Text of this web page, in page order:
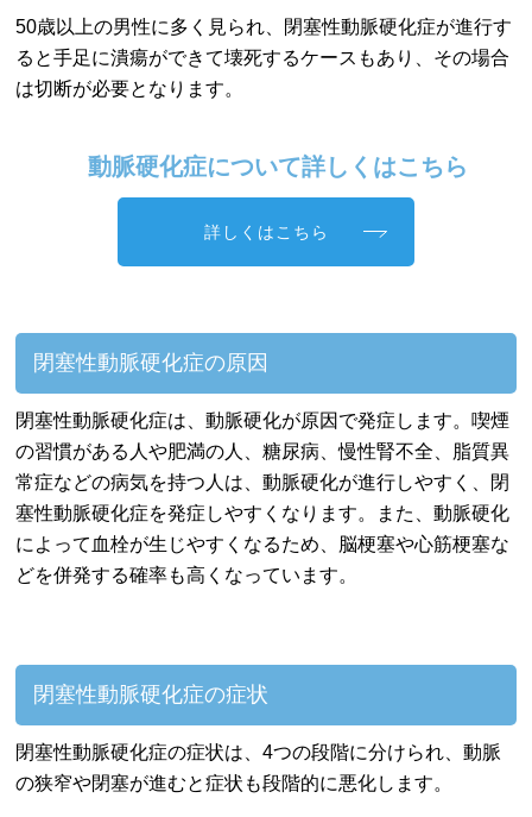
50歳以上の男性に多く見られ、閉塞性動脈硬化症が進行す
ると手足に潰瘍ができて壊死するケースもあり、その場合
は切断が必要となります。
動脈硬化症について詳しくはこちら
詳しくはこちら
閉塞性動脈硬化症の原因
閉塞性動脈硬化症は、動脈硬化が原因で発症します。喫煙
の習慣がある人や肥満の人、糖尿病、慢性腎不全、脂質異
常症などの病気を持つ人は、動脈硬化が進行しやすく、閉
塞性動脈硬化症を発症しやすくなります。また、動脈硬化
によって血栓が生じやすくなるため、脳梗塞や心筋梗塞な
どを併発する確率も高くなっています。
閉塞性動脈硬化症の症状
閉塞性動脈硬化症の症状は、4つの段階に分けられ、動脈
の狭窄や閉塞が進むと症状も段階的に悪化します。